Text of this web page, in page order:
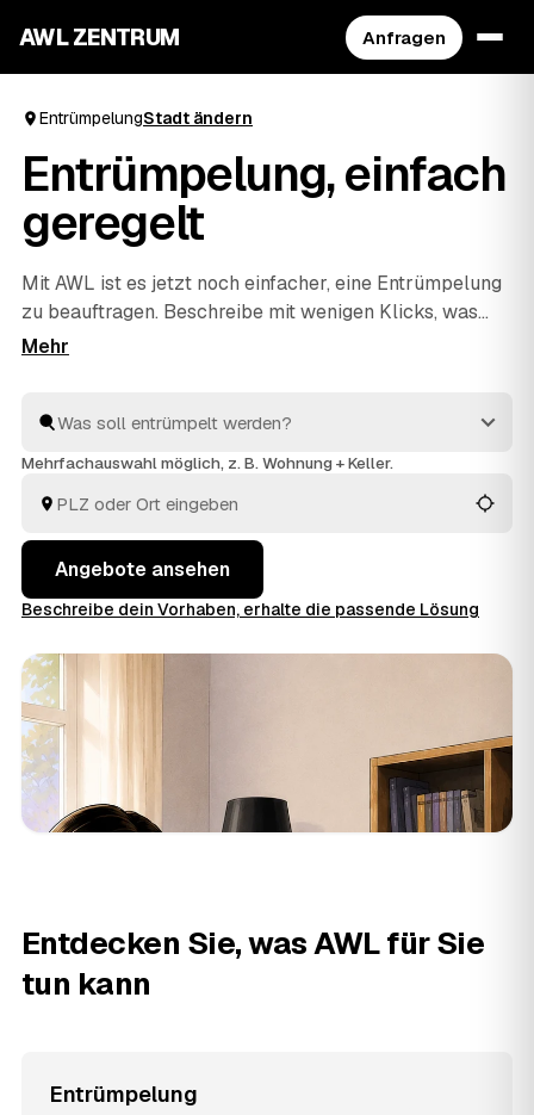
AWL ZENTRUM Anfragen
EntrümpelungStadt ändern
Entrümpelung, einfach
geregelt
Mit AWL ist es jetzt noch einfacher, eine Entrümpelung
zu beauftragen. Beschreibe mit wenigen Klicks, was
raus soll, und erhalte passende Festpreis-Angebote
– die Profis räumen schnell aus und entsorgen alles
fachgerecht. So ist dies die praktischste Art, deine
Mehrfachauswahl möglich, z. B. Wohnung + Keller.
Angebote ansehen
Beschreibe dein Vorhaben, erhalte die passende Lösung
Entdecken Sie, was AWL für Sie
tun kann
Entrümpelung